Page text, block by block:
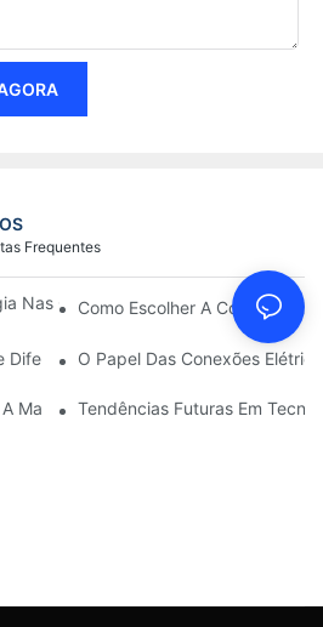
Frequentes
Nas Conexões Elétricas Em Eletrônica
Como Escolher A Conexão
Tipos De Conexões Elétricas
O Papel Das Conexões
Manutenção De Conexões Elétricas
Tendências Futuras Em